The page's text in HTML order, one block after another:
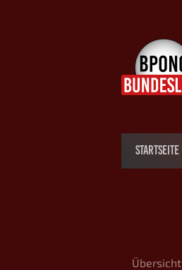
STARTSEITE
Übersicht